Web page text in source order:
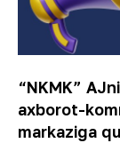
“NKMK”
axborot-
markaziga